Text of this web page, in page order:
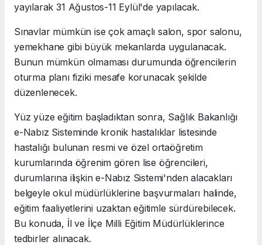
yayılarak 31 Ağustos-11 Eylül'de yapılacak.
Sınavlar mümkün ise çok amaçlı salon, spor salonu,
yemekhane gibi büyük mekanlarda uygulanacak.
Bunun mümkün olmaması durumunda öğrencilerin
oturma planı fiziki mesafe korunacak şekilde
düzenlenecek.
Yüz yüze eğitim başladıktan sonra, Sağlık Bakanlığı
e-Nabız Sisteminde kronik hastalıklar listesinde
hastalığı bulunan resmi ve özel ortaöğretim
kurumlarında öğrenim gören lise öğrencileri,
durumlarına ilişkin e-Nabız Sistemi'nden alacakları
belgeyle okul müdürlüklerine başvurmaları halinde,
eğitim faaliyetlerini uzaktan eğitimle sürdürebilecek.
Bu konuda, İl ve İlçe Milli Eğitim Müdürlüklerince
tedbirler alınacak.